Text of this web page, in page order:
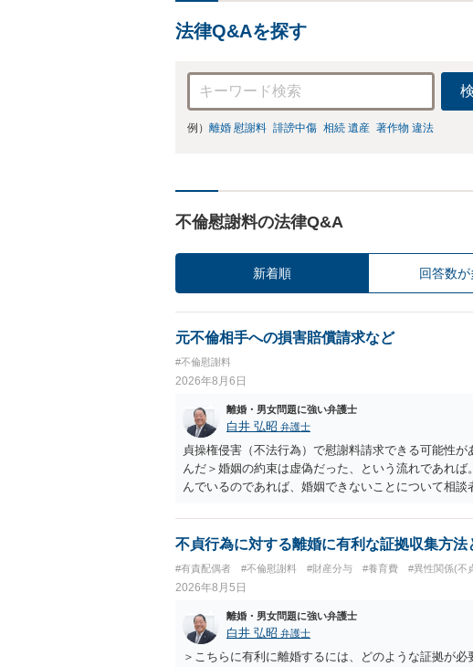
法律Q&Aを探す
例） 離婚 慰謝料 誹謗中傷 相続 遺産 著作物 違法
不倫慰謝料の法律Q&A
新着順 回答数
元不倫相手への損害賠償請求など
#不倫慰謝料
2026年8月6日
離婚・男女問題に強い弁護士
白井 弘昭 弁護士
貞操権侵害（不法行為）で慰謝料請求できる可能性
んだ＞婚姻の約束は虚偽だった、という流れであれ
んでいるのであれば、婚姻できないことについて相
不貞行為に対する離婚に有利な証拠収集方法
#有責配偶者 #不倫慰謝料 #財産分与 #養育費 #異性関係(不
2026年8月5日
離婚・男女問題に強い弁護士
白井 弘昭 弁護士
＞こちらに有利に離婚するには、どのような証拠が